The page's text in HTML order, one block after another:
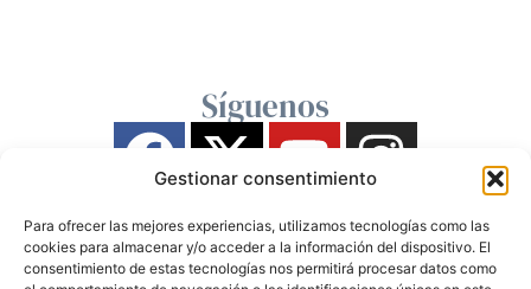
Gestionar consentimiento
Para ofrecer las mejores experiencias, utilizamos tecnologías como las
cookies para almacenar y/o acceder a la información del dispositivo. El
consentimiento de estas tecnologías nos permitirá procesar datos como
Síguenos